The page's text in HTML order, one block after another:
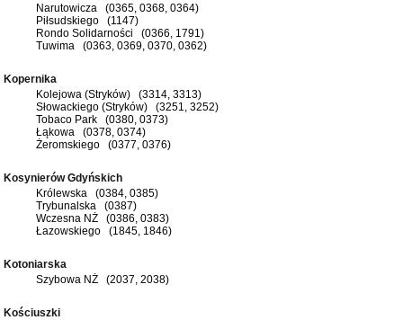
Narutowicza (0365, 0368, 0364)
Piłsudskiego (1147)
Rondo Solidarności (0366, 1791)
Tuwima (0363, 0369, 0370, 0362)
Kopernika
Kolejowa (Stryków) (3314, 3313)
Słowackiego (Stryków) (3251, 3252)
Tobaco Park (0380, 0373)
Łąkowa (0378, 0374)
Żeromskiego (0377, 0376)
Kosynierów Gdyńskich
Królewska (0384, 0385)
Trybunalska (0387)
Wczesna NŻ (0386, 0383)
Łazowskiego (1845, 1846)
Kotoniarska
Szybowa NŻ (2037, 2038)
Kościuszki